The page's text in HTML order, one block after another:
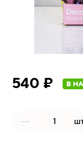
540 ₽ В